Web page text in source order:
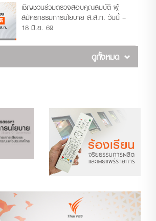
เชิญชวนร่วมตรวจสอบคุณสมบัติ ผู้
สมัครกรรมการนโยบาย ส.ส.ท. วันนี้ –
18 มิ.ย. 69
ดูทั้งหมด